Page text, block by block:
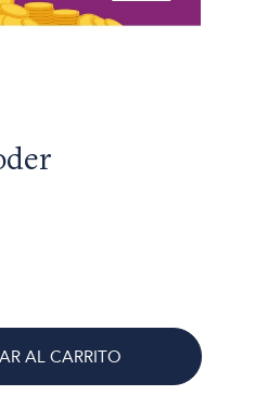
AL CARRITO